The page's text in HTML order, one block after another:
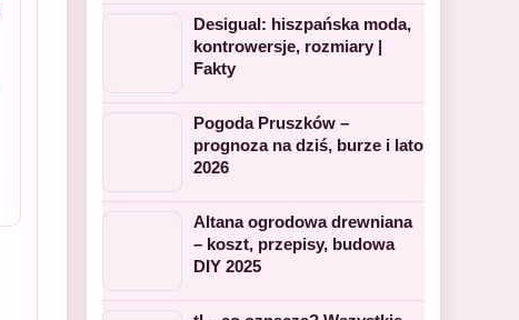
Desigual: hiszpańska moda,
kontrowersje, rozmiary |
Fakty
Pogoda Pruszków –
prognoza na dziś, burze i lato
2026
Altana ogrodowa drewniana
– koszt, przepisy, budowa
DIY 2025